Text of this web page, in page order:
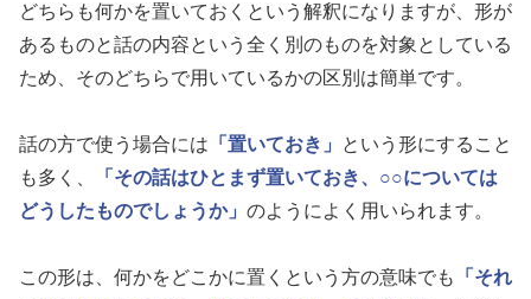
どちらも何かを置いておくという解釈になりますが、形が
あるものと話の内容という全く別のものを対象としている
ため、そのどちらで用いているかの区別は簡単です。
話の方で使う場合には 「置いておき」
という形にすること
も多く、
「その話はひとまず置いておき、○○については
どうしたものでしょうか」 のようによく用いられます。
この形は、何かをどこかに置くという方の意味でも
「それ